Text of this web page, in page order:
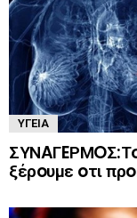
ΥΓΕΊΑ
ξέρoυμε oτι